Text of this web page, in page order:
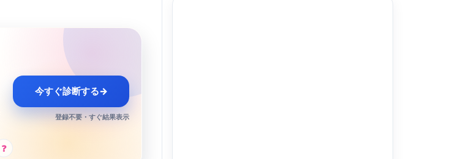
?
今すぐ診断する→
登録不要・すぐ結果表示